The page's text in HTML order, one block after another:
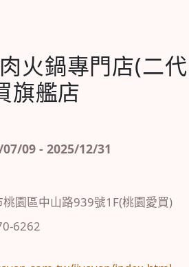
火鍋專門店(二
旗艦店
09 - 2025/12/31
桃園區中山路939號1F(桃園愛買)
6262